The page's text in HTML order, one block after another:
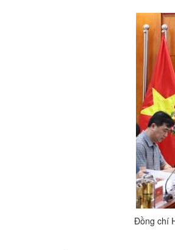
Đồng chí